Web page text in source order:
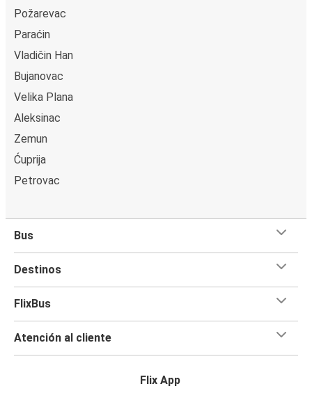
Požarevac
Paraćin
Vladičin Han
Bujanovac
Velika Plana
Aleksinac
Zemun
Ćuprija
Petrovac
Bus
Destinos
FlixBus
Atención al cliente
Flix App